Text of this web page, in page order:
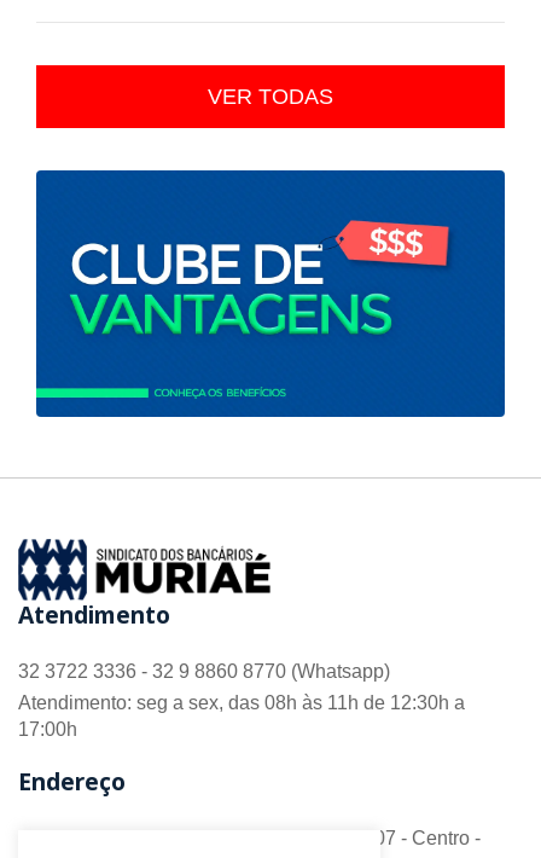
VER TODAS
Atendimento
32 3722 3336 - 32 9 8860 8770 (Whatsapp)
Atendimento: seg a sex, das 08h às 11h de 12:30h a
17:00h
Endereço
R. Barão do Monte Alto nº 70 - Sala 306/307 - Centro -